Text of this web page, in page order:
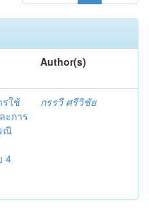
Author(s)
ใช้
ะการ
ณี
4
กรรวี ศรีวิชัย